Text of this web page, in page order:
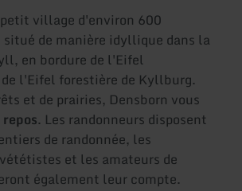
village d'environ 600
de manière idyllique dans la
en bordure de l'Eifel
l'Eifel forestière de Kyllburg.
et de prairies, Densborn vous
. Les randonneurs disposent
de randonnée, les
et les amateurs de
également leur compte.